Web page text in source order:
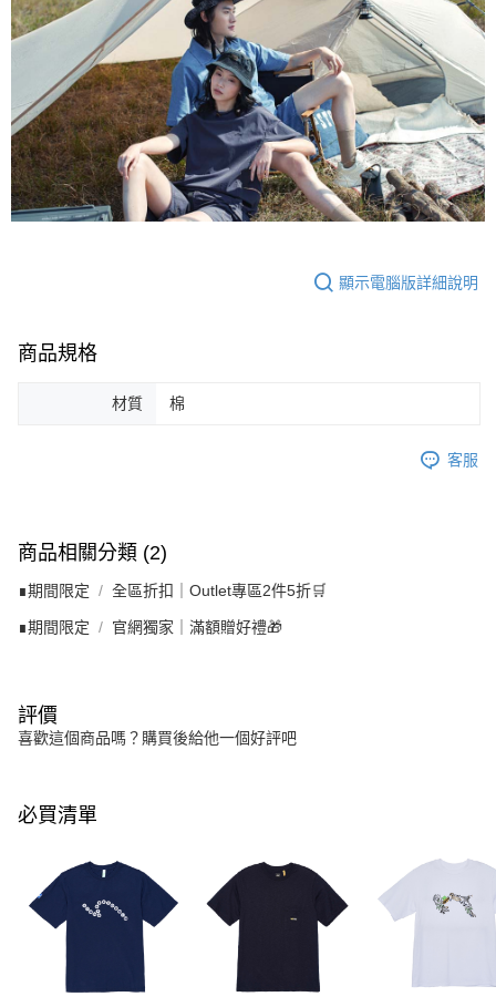
顯示電腦版詳細說明
商品規格
材質 棉
客服
商品相關分類 (2)
∎期間限定 全區折扣｜Outlet專區2件5折🛒
∎期間限定 官網獨家｜滿額贈好禮🎁
評價
喜歡這個商品嗎？購買後給他一個好評吧
必買清單